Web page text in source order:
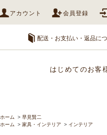
アカウント 会員登録
配送・お支払い・返品に
はじめてのお客
ホーム > 早見賢二
ホーム
> 家具・インテリア > インテリア